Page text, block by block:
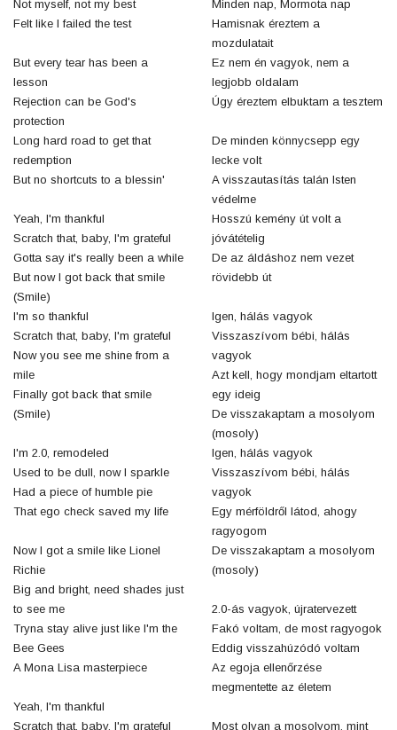
Not myself, not my best
Felt like I failed the test
But every tear has been a
lesson
Rejection can be God's
protection
Long hard road to get that
redemption
But no shortcuts to a blessin'
Yeah, I'm thankful
Scratch that, baby, I'm grateful
Gotta say it's really been a while
But now I got back that smile
(Smile)
I'm so thankful
Scratch that, baby, I'm grateful
Now you see me shine from a
mile
Finally got back that smile
(Smile)
I'm 2.0, remodeled
Used to be dull, now I sparkle
Had a piece of humble pie
That ego check saved my life
Now I got a smile like Lionel
Richie
Big and bright, need shades just
to see me
Tryna stay alive just like I'm the
Bee Gees
A Mona Lisa masterpiece
Yeah, I'm thankful
Scratch that, baby, I'm grateful
Minden nap, Mormota nap
Hamisnak éreztem a
mozdulatait
Ez nem én vagyok, nem a
legjobb oldalam
Úgy éreztem elbuktam a tesztem
De minden könnycsepp egy
lecke volt
A visszautasítás talán Isten
védelme
Hosszú kemény út volt a
jóvátételig
De az áldáshoz nem vezet
rövidebb út
Igen, hálás vagyok
Visszaszívom bébi, hálás
vagyok
Azt kell, hogy mondjam eltartott
egy ideig
De visszakaptam a mosolyom
(mosoly)
Igen, hálás vagyok
Visszaszívom bébi, hálás
vagyok
Egy mérföldről látod, ahogy
ragyogom
De visszakaptam a mosolyom
(mosoly)
2.0-ás vagyok, újratervezett
Fakó voltam, de most ragyogok
Eddig visszahúzódó voltam
Az egoja ellenőrzése
megmentette az életem
Most olyan a mosolyom, mint